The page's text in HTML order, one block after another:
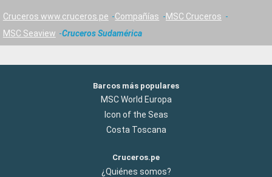
Cruceros www.cruceros.pe Compañías
MSC Cruceros
MSC Seaview
Cruceros Sudamérica
Barcos más populares
MSC World Europa
Icon of the Seas
Costa Toscana
Cruceros.pe
¿Quiénes somos?